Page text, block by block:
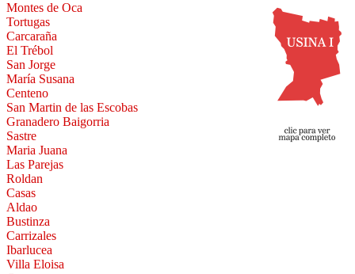
Montes de Oca
Tortugas
Carcaraña
El Trébol
San Jorge
María Susana
Centeno
San Martin de las Escobas
Granadero Baigorria
Sastre
Maria Juana
Las Parejas
Roldan
Casas
Aldao
Bustinza
Carrizales
Ibarlucea
Villa Eloisa